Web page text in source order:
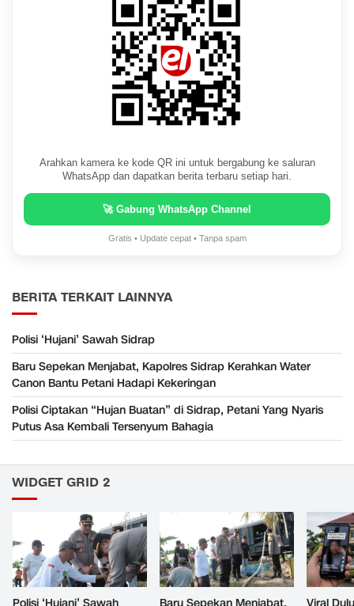
Arahkan kamera ke kode QR ini untuk bergabung ke saluran
WhatsApp dan dapatkan berita terbaru setiap hari.
🚀 Gabung WhatsApp Channel
Gratis • Update cepat • Tanpa spam
BERITA TERKAIT LAINNYA
Polisi ‘Hujani’ Sawah Sidrap
Baru Sepekan Menjabat, Kapolres Sidrap Kerahkan Water
Canon Bantu Petani Hadapi Kekeringan
Polisi Ciptakan “Hujan Buatan” di Sidrap, Petani Yang Nyaris
Putus Asa Kembali Tersenyum Bahagia
WIDGET GRID 2